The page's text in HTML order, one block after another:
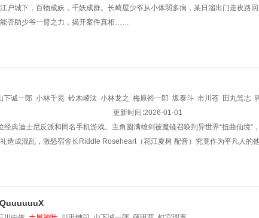
户城下，百物成妖，千妖成群。长崎屋少爷从小体弱多病，某日溜出门走夜路
否助少爷一臂之力，揭开案件真相……
下诚一郎 小林千晃 铃木崚汰 小林龙之 梅原裕一郎 坂泰斗 市川苍 田丸笃志
岛崎信长 石谷春贵 阿座上洋平
更新时间∶2026-01-01
经典迪士尼反派和同名手机游戏。主角圆满雄剑被魔镜召唤到异世界“扭曲仙境
造成混乱，激怒宿舍长Riddle Roseheart（花江夏树 配音）究竟作为平凡人的